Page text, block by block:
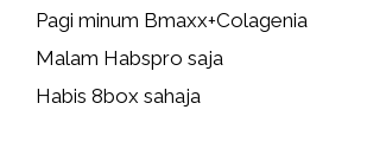
Pagi minum Bmaxx+Colagenia
Malam Habspro saja
Habis 8box sahaja